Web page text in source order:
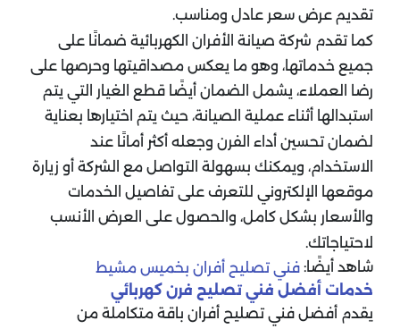
تقديم عرض سعر عادل ومناسب.
كما تقدم شركة صيانة الأفران الكهربائية ضمانًا على
جميع خدماتها، وهو ما يعكس مصداقيتها وحرصها على
رضا العملاء، يشمل الضمان أيضًا قطع الغيار التي يتم
استبدالها أثناء عملية الصيانة، حيث يتم اختيارها بعناية
لضمان تحسين أداء الفرن وجعله أكثر أمانًا عند
الاستخدام، ويمكنك بسهولة التواصل مع الشركة أو زيارة
موقعها الإلكتروني للتعرف على تفاصيل الخدمات
والأسعار بشكل كامل، والحصول على العرض الأنسب
لاحتياجاتك.
شاهد أيضًا: فني تصليح أفران بخميس مشيط
خدمات أفضل فني تصليح فرن كهربائي
يقدم أفضل فني تصليح أفران باقة متكاملة من